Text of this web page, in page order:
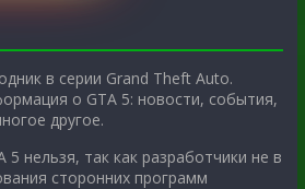
в серии Grand Theft Auto.
о GTA 5: новости, события,
другое.
нельзя, так как разработчики не в
сторонних программ